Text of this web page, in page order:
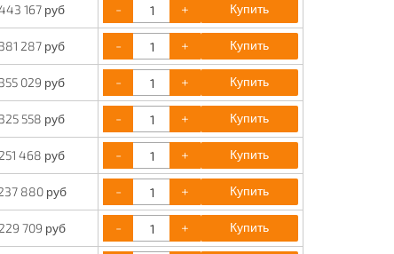
167 руб - + Купить
381 287 руб - + Купить
355 029 руб - + Купить
325 558 руб - + Купить
251 468 руб - + Купить
880 руб - + Купить
229 709 руб - + Купить